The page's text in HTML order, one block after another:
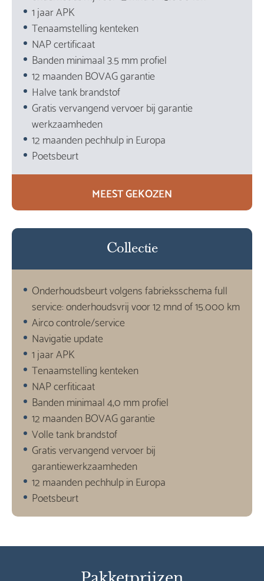
1 jaar APK
Tenaamstelling kenteken
NAP certificaat
Banden minimaal 3.5 mm profiel
12 maanden BOVAG garantie
Halve tank brandstof
Gratis vervangend vervoer bij garantie
werkzaamheden
12 maanden pechhulp in Europa
Poetsbeurt
MEEST GEKOZEN
Collectie
Onderhoudsbeurt volgens fabrieksschema full
service: onderhoudsvrij voor 12 mnd of 15.000 km
Airco controle/service
Navigatie update
1 jaar APK
Tenaamstelling kenteken
NAP cerfiticaat
Banden minimaal 4,0 mm profiel
12 maanden BOVAG garantie
Volle tank brandstof
Gratis vervangend vervoer bij
garantiewerkzaamheden
12 maanden pechhulp in Europa
Poetsbeurt